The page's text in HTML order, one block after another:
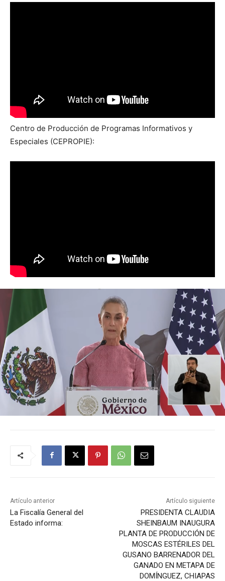
Centro de Producción de Programas Informativos y
Especiales (CEPROPIE):
Artículo anterior
La Fiscalía General del
Estado informa:
Artículo siguiente
PRESIDENTA CLAUDIA
SHEINBAUM INAUGURA
PLANTA DE PRODUCCIÓN DE
MOSCAS ESTÉRILES DEL
GUSANO BARRENADOR DEL
GANADO EN METAPA DE
DOMÍNGUEZ, CHIAPAS